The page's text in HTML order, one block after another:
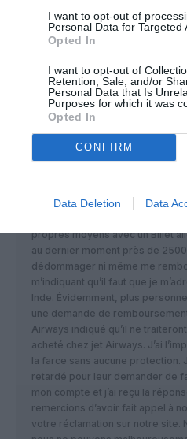
I want to opt-out of
Personal Data for Targeted
Opted In
I want to opt-out of
Retention, Sale, and/or
Personal Data that Is
Purposes for which it was
Opted In
CONFIRM
Data Deletion Data
concurrence.
Alexandrea commenté :
Airways. La compagnie Jet
France ne m’a donné aucune
propres moyens avec un Billet
au dernier moment près de
dédommager ni même me
m’indiquant qu’il faut que je
Inde. Évidemment, plus
une demande de
Airways indiqué qu’il ne
acheté chez jet Airways. J’ai
la farce sans aucune protection.
retardé pour leur demander de
mon compte et j’ai reçu la
remercions d’avoir fait appel à
votre réclamation sur notre site.